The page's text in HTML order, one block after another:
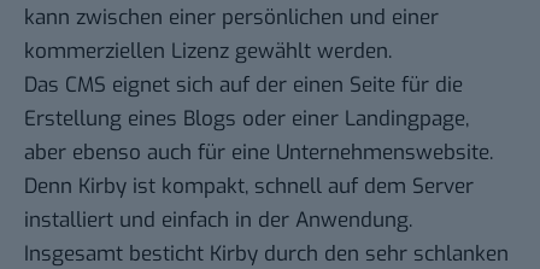
kann zwischen einer persönlichen und einer
kommerziellen Lizenz gewählt werden.
Das CMS eignet sich auf der einen Seite für die
Erstellung eines Blogs oder einer Landingpage,
aber ebenso auch für eine Unternehmenswebsite.
Denn Kirby ist kompakt, schnell auf dem Server
installiert und einfach in der Anwendung.
Insgesamt besticht Kirby durch den sehr schlanken